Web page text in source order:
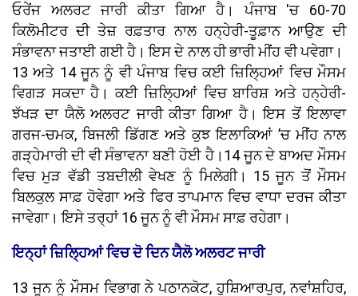
ਓਰੇਂਜ ਅਲਰਟ ਜਾਰੀ ਕੀਤਾ ਗਿਆ ਹੈ। ਪੰਜਾਬ 'ਚ 60-70
ਕਿਲੋਮੀਟਰ ਦੀ ਤੇਜ਼ ਰਫ਼ਤਾਰ ਨਾਲ ਹਨ੍ਹੇਰੀ-ਤੂਫ਼ਾਨ ਆਉਣ ਦੀ
ਸੰਭਾਵਨਾ ਜਤਾਈ ਗਈ ਹੈ। ਇਸ ਦੇ ਨਾਲ ਹੀ ਭਾਰੀ ਮੀਂਹ ਵੀ ਪਵੇਗਾ।
13 ਅਤੇ 14 ਜੂਨ ਨੂੰ ਵੀ ਪੰਜਾਬ ਵਿਚ ਕਈ ਜ਼ਿਲ੍ਹਿਆਂ ਵਿਚ ਮੌਸਮ
ਵਿਗੜ ਸਕਦਾ ਹੈ। ਕਈ ਜ਼ਿਲ੍ਹਿਆਂ ਵਿਚ ਬਾਰਿਸ਼ ਅਤੇ ਹਨ੍ਹੇਰੀ-
ਝੱਖੜ ਦਾ ਯੈਲੋ ਅਲਰਟ ਜਾਰੀ ਕੀਤਾ ਗਿਆ ਹੈ। ਇਸ ਤੋਂ ਇਲਾਵਾ
ਗਰਜ-ਚਮਕ, ਬਿਜਲੀ ਡਿੱਗਣ ਅਤੇ ਕੁਝ ਇਲਾਕਿਆਂ ’ਚ ਮੀਂਹ ਨਾਲ
ਗੜ੍ਹੇਮਾਰੀ ਦੀ ਵੀ ਸੰਭਾਵਨਾ ਬਣੀ ਹੋਈ ਹੈ।14 ਜੂਨ ਦੇ ਬਾਅਦ ਮੌਸਮ
ਵਿਚ ਮੁੜ ਵੱਡੀ ਤਬਦੀਲੀ ਵੇਖਣ ਨੂੰ ਮਿਲੇਗੀ। 15 ਜੂਨ ਤੋਂ ਮੌਸਮ
ਬਿਲਕੁਲ ਸਾਫ਼ ਹੋਵੇਗਾ ਅਤੇ ਫਿਰ ਤਾਪਮਾਨ ਵਿਚ ਵਾਧਾ ਦਰਜ ਕੀਤਾ
ਜਾਵੇਗਾ। ਇਸੇ ਤਰ੍ਹਾਂ 16 ਜੂਨ ਨੂੰ ਵੀ ਮੌਸਮ ਸਾਫ਼ ਰਹੇਗਾ।
ਇਨ੍ਹਾਂ ਜ਼ਿਲ੍ਹਿਆਂ ਵਿਚ ਦੋ ਦਿਨ ਯੈਲੋ ਅਲਰਟ ਜਾਰੀ
13 ਜੂਨ ਨੂੰ ਮੌਸਮ ਵਿਭਾਗ ਨੇ ਪਠਾਨਕੋਟ, ਹੁਸ਼ਿਆਰਪੁਰ, ਨਵਾਂਸ਼ਹਿਰ,